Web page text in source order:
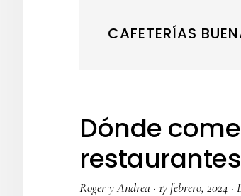
CAFETERÍAS
Dónde
Roger y Andrea · 17 febrero, 2024 ·